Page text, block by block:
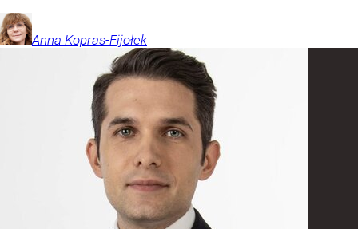
Anna Kopras-Fijołek